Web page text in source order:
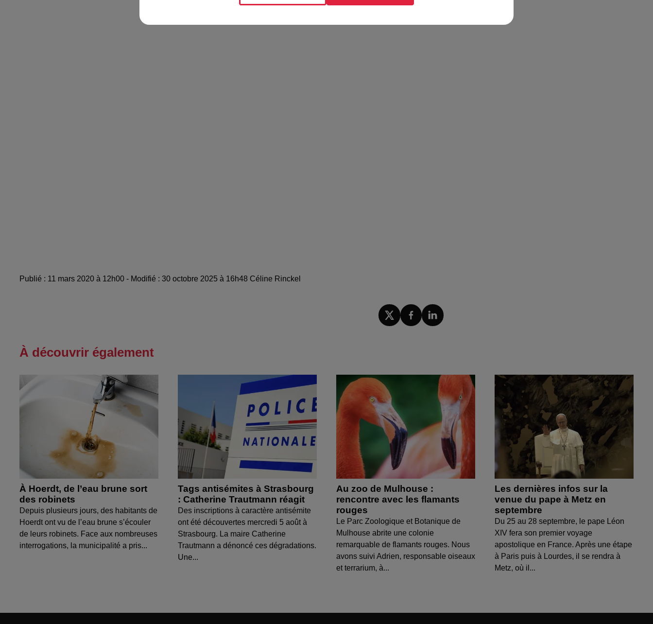
Publié : 11 mars 2020 à 12h00 - Modifié : 30 octobre 2025 à 16h48 Céline Rinckel
À découvrir également
À Hoerdt, de l’eau brune sort
des robinets
Depuis plusieurs jours, des habitants de
Hoerdt ont vu de l’eau brune s’écouler
de leurs robinets. Face aux nombreuses
interrogations, la municipalité a pris...
Tags antisémites à Strasbourg
: Catherine Trautmann réagit
Des inscriptions à caractère antisémite
ont été découvertes mercredi 5 août à
Strasbourg. La maire Catherine
Trautmann a dénoncé ces dégradations.
Une...
Au zoo de Mulhouse :
rencontre avec les flamants
rouges
Le Parc Zoologique et Botanique de
Mulhouse abrite une colonie
remarquable de flamants rouges. Nous
avons suivi Adrien, responsable oiseaux
et terrarium, à...
Les dernières infos sur la
venue du pape à Metz en
septembre
Du 25 au 28 septembre, le pape Léon
XIV fera son premier voyage
apostolique en France. Après une étape
à Paris puis à Lourdes, il se rendra à
Metz, où il...